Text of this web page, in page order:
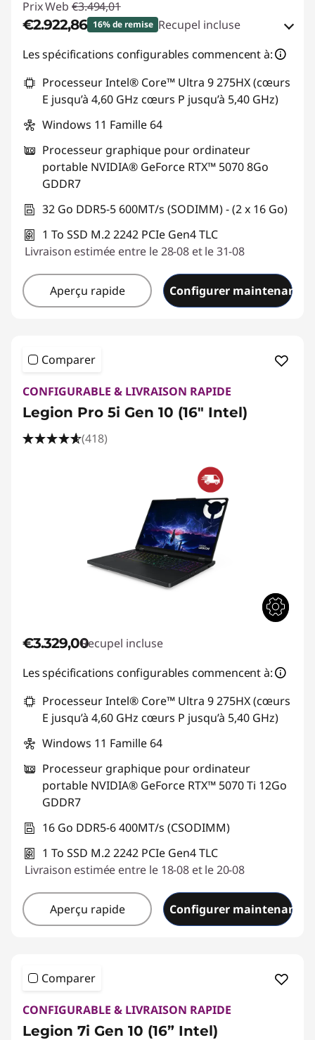
Prix Web €3.494,01
€2.922,86 16% de remise Recupel incluse
Bons de réduction en ligne :-€571,15
Code de réduction : GAMING-DEAL
Les spécifications configurables commencent à:
Processeur Intel® Core™ Ultra 9 275HX (cœurs
E jusqu’à 4,60 GHz cœurs P jusqu’à 5,40 GHz)
Windows 11 Famille 64
Processeur graphique pour ordinateur
portable NVIDIA® GeForce RTX™ 5070 8Go
GDDR7
32 Go DDR5-5 600MT/s (SODIMM) - (2 x 16 Go)
1 To SSD M.2 2242 PCIe Gen4 TLC
Livraison estimée entre le 28-08 et le 31-08
Aperçu rapide Configurer maintenant
Comparer
CONFIGURABLE & LIVRAISON RAPIDE
Legion Pro 5i Gen 10 (16" Intel)
(418)
€3.329,00Recupel incluse
Les spécifications configurables commencent à:
Processeur Intel® Core™ Ultra 9 275HX (cœurs
E jusqu’à 4,60 GHz cœurs P jusqu’à 5,40 GHz)
Windows 11 Famille 64
Processeur graphique pour ordinateur
portable NVIDIA® GeForce RTX™ 5070 Ti 12Go
GDDR7
16 Go DDR5-6 400MT/s (CSODIMM)
1 To SSD M.2 2242 PCIe Gen4 TLC
Livraison estimée entre le 18-08 et le 20-08
Aperçu rapide Configurer maintenant
Comparer
CONFIGURABLE & LIVRAISON RAPIDE
Legion 7i Gen 10 (16” Intel)